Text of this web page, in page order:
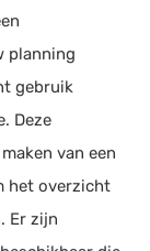
planning
gebruik
Deze
van een
het overzicht
Er zijn